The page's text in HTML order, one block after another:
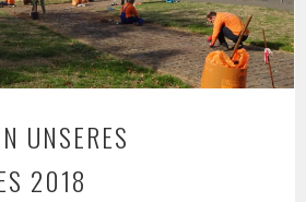
UNSERES
2018